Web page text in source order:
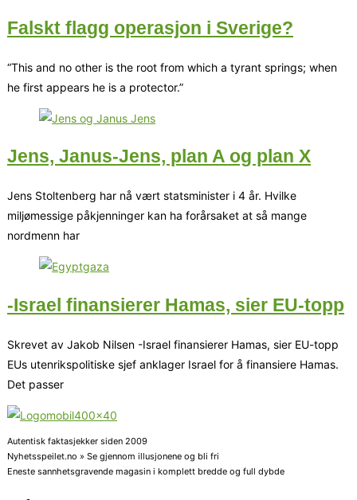
Falskt flagg operasjon i Sverige?
“This and no other is the root from which a tyrant springs; when
he first appears he is a protector.”
Jens, Janus-Jens, plan A og plan X
Jens Stoltenberg har nå vært statsminister i 4 år. Hvilke
miljømessige påkjenninger kan ha forårsaket at så mange
nordmenn har
-Israel finansierer Hamas, sier EU-topp
Skrevet av Jakob Nilsen -Israel finansierer Hamas, sier EU-topp
EUs utenrikspolitiske sjef anklager Israel for å finansiere Hamas.
Det passer
Autentisk faktasjekker siden 2009
Nyhetsspeilet.no » Se gjennom illusjonene og bli fri
Eneste sannhetsgravende magasin i komplett bredde og full dybde